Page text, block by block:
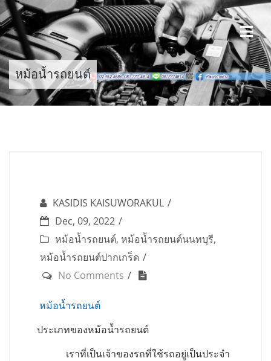
Skip
to
content
หม้อน้ำรถยนต์
KASIDIS KAISUWORAKUL
Dec, 09, 2022
หม้อน้ำรถยนต์, หม้อน้ำรถยนต์นนทบุรี,
หม้อน้ำรถยนต์ปากเกร็ด
No Comments
หม้อน้ำรถยนต์
ประเภทของหม้อน้ำรถยนต์
เราที่เป็นเจ้าของรถที่ใช้รถอยู่เป็นประจำ